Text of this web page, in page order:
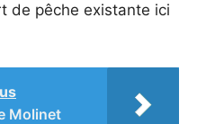
de pêche existante ici
Molinet